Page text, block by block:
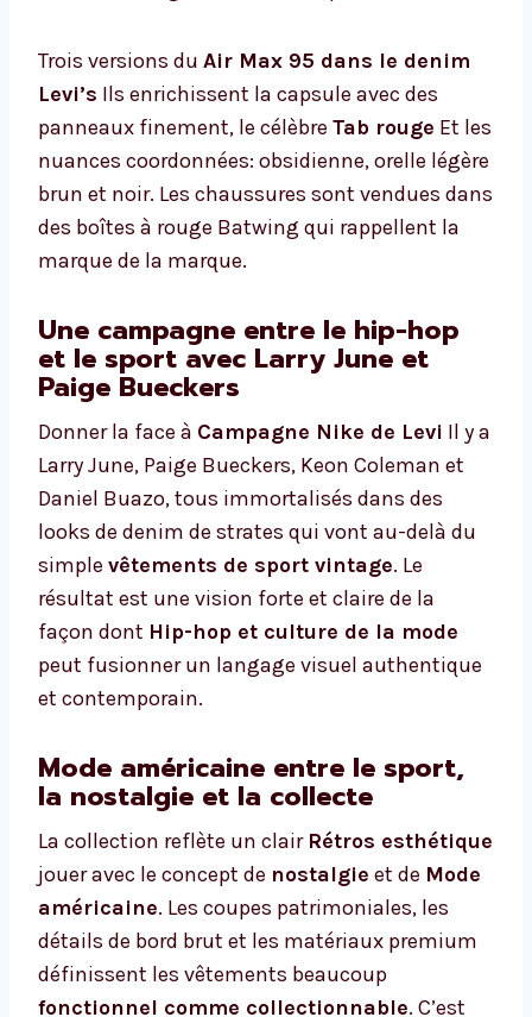
Trois versions du Air Max 95 dans le denim
Levi’s Ils enrichissent la capsule avec des
panneaux finement, le célèbre Tab rouge Et les
nuances coordonnées: obsidienne, orelle légère
brun et noir. Les chaussures sont vendues dans
des boîtes à rouge Batwing qui rappellent la
marque de la marque.
Une campagne entre le hip-hop
et le sport avec Larry June et
Paige Bueckers
Donner la face à Campagne Nike de Levi Il y a
Larry June, Paige Bueckers, Keon Coleman et
Daniel Buazo, tous immortalisés dans des
looks de denim de strates qui vont au-delà du
simple vêtements de sport vintage. Le
résultat est une vision forte et claire de la
façon dont Hip-hop et culture de la mode
peut fusionner un langage visuel authentique
et contemporain.
Mode américaine entre le sport,
la nostalgie et la collecte
La collection reflète un clair Rétros esthétique
jouer avec le concept de nostalgie et de Mode
américaine. Les coupes patrimoniales, les
détails de bord brut et les matériaux premium
définissent les vêtements beaucoup
fonctionnel comme collectionnable. C’est